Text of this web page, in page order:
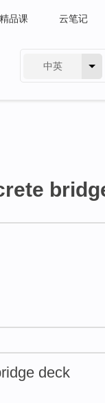
品课 云笔记
中英
deck